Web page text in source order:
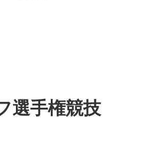
選手権競技